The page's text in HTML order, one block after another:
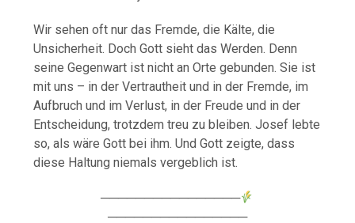
Wir sehen oft nur das Fremde, die Kälte, die
Unsicherheit. Doch Gott sieht das Werden. Denn
seine Gegenwart ist nicht an Orte gebunden. Sie ist
mit uns – in der Vertrautheit und in der Fremde, im
Aufbruch und im Verlust, in der Freude und in der
Entscheidung, trotzdem treu zu bleiben. Josef lebte
so, als wäre Gott bei ihm. Und Gott zeigte, dass
diese Haltung niemals vergeblich ist.
────────────────
────────────────